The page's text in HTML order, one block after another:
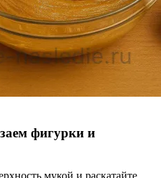
фигурки и
мукой и раскатайте